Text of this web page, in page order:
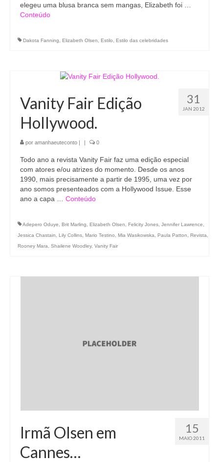
elegeu uma blusa branca sem mangas, Elizabeth foi …
Conteúdo
Dakota Fanning Elizabeth Olsen Estilo Estilo das celebridades
31
JAN 2012
Vanity Fair Edição
Hollywood.
por amanhaeuteconto | | 0
Todo ano a revista Vanity Fair faz uma edição especial
com atores e/ou atrizes do momento. Desde os anos
1990, mais precisamente a partir de 1995, uma vez por
ano somos presenteados com a Hollywood Issue. Esse
ano a capa … Conteúdo
Adepero Oduye Brit Marling Elizabeth Olsen Felicity Jones Jennifer Lawrence
Jessica Chastain
Lily Collins Mario Testino Mia Wasikowska Paula Patton Revista
Rooney Mara
Shailene Woodley, Vanity Fair
15
MAIO 2011
Irmã Olsen em
Cannes…